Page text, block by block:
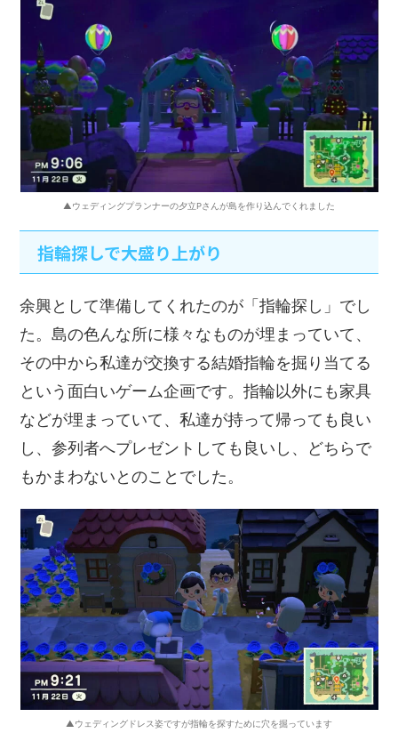
▲ウェディングプランナーの夕立Pさんが島を作り込んでくれました
指輪探しで大盛り上がり
余興として準備してくれたのが「指輪探し」でし
た。島の色んな所に様々なものが埋まっていて、
その中から私達が交換する結婚指輪を掘り当てる
という面白いゲーム企画です。指輪以外にも家具
などが埋まっていて、私達が持って帰っても良い
し、参列者へプレゼントしても良いし、どちらで
もかまわないとのことでした。
▲ウェディングドレス姿ですが指輪を探すために穴を掘っています